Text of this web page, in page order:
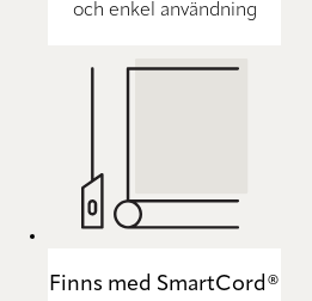
och enkel användning
Finns med SmartCord®